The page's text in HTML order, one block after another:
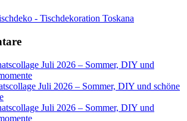
- Tischdekoration Toskana
Juli 2026 – Sommer, DIY und
Juli 2026 – Sommer, DIY und schöne
Juli 2026 – Sommer, DIY und